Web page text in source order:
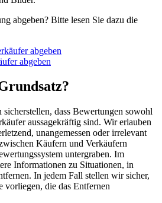
abgeben? Bitte lesen Sie dazu die
abgeben
abgeben
dass Bewertungen sowohl
aussagekräftig sind. Wir erlauben
unangemessen oder irrelevant
Käufern und Verkäufern
untergraben. Im
Informationen zu Situationen, in
In jedem Fall stellen wir sicher,
vorliegen, die das Entfernen